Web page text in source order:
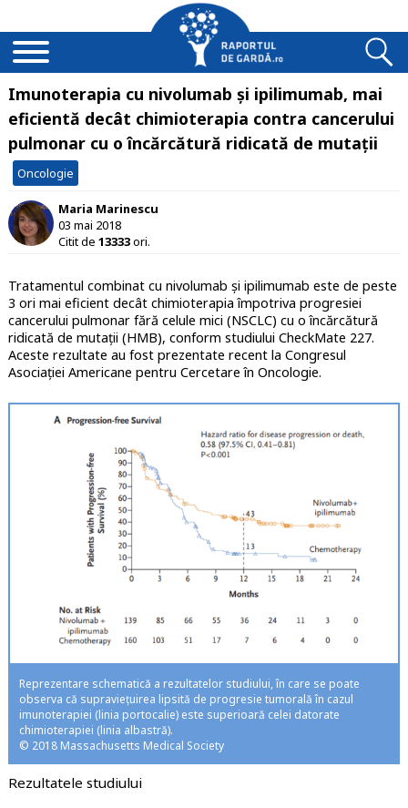
Imunoterapia cu nivolumab și ipilimumab, mai
eficientă decât chimioterapia contra cancerului
pulmonar cu o încărcătură ridicată de mutații
Oncologie
Maria Marinescu
03 mai 2018
Citit de 13333ori.
Tratamentul combinat cu nivolumab și ipilimumab este de peste
3 ori mai eficient decât chimioterapia împotriva progresiei
cancerului pulmonar fără celule mici (NSCLC) cu o încărcătură
ridicată de mutații (HMB), conform studiului CheckMate 227.
Aceste rezultate au fost prezentate recent la Congresul
Asociației Americane pentru Cercetare în Oncologie.
Reprezentare schematică a rezultatelor studiului, în care se poate
observa că supraviețuirea lipsită de progresie tumorală în cazul
imunoterapiei (linia portocalie) este superioară celei datorate
chimioterapiei (linia albastră).
© 2018 Massachusetts Medical Society
Rezultatele studiului